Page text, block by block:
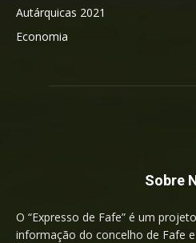
Autárquicas 2021
Economia
Sobre
O “Expresso de Fafe” é um
informação do concelho de Fafe